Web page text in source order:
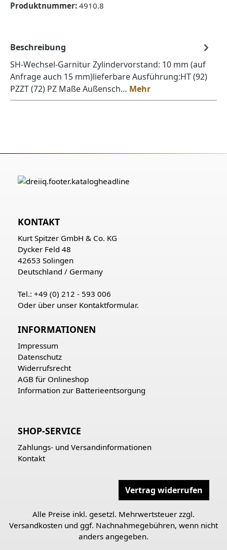
Produktnummer: 4910.8
Beschreibung
SH-Wechsel-Garnitur Zylindervorstand: 10 mm (auf
Anfrage auch 15 mm)lieferbare Ausführung:HT (92)
PZZT (72) PZ Maße Außensch… Mehr
KONTAKT
Kurt Spitzer GmbH & Co. KG
Dycker Feld 48
42653 Solingen
Deutschland / Germany
Tel.: +49 (0) 212 - 593 006
Oder über unser Kontaktformular.
INFORMATIONEN
Impressum
Datenschutz
Widerrufsrecht
AGB für Onlineshop
Information zur Batterieentsorgung
SHOP-SERVICE
Zahlungs- und Versandinformationen
Kontakt
Vertrag widerrufen
Alle Preise inkl. gesetzl. Mehrwertsteuer zzgl.
Versandkosten und ggf. Nachnahmegebühren, wenn nicht
anders angegeben.